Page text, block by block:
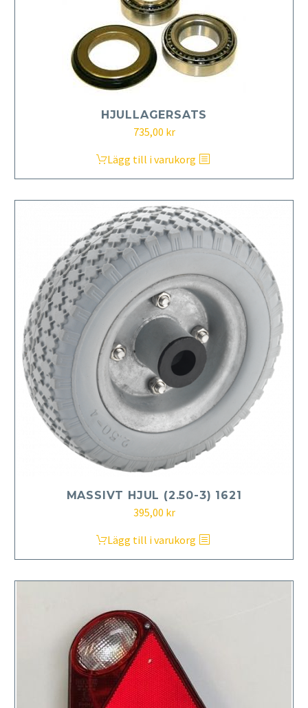
HJULLAGERSATS
735,00 kr
Lägg till i varukorg
MASSIVT HJUL (2.50-3) 1621
395,00 kr
Lägg till i varukorg